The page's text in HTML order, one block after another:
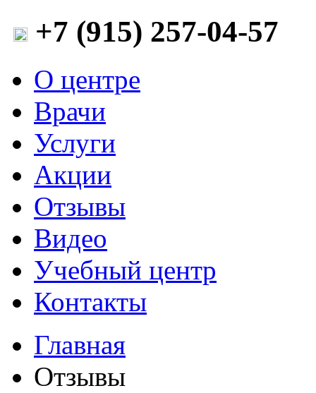
+7 (915) 257-04-57
О центре
Врачи
Услуги
Акции
Отзывы
Видео
Учебный центр
Контакты
Главная
Отзывы